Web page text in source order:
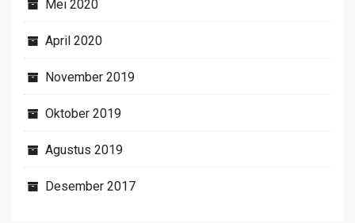
Mei 2020
April 2020
November 2019
Oktober 2019
Agustus 2019
Desember 2017